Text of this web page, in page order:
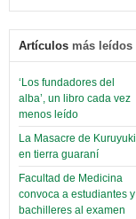
Artículos más leídos
‘Los fundadores del
alba’, un libro cada vez
menos leído
La Masacre de Kuruyuki
en tierra guaraní
Facultad de Medicina
convoca a estudiantes y
bachilleres al examen